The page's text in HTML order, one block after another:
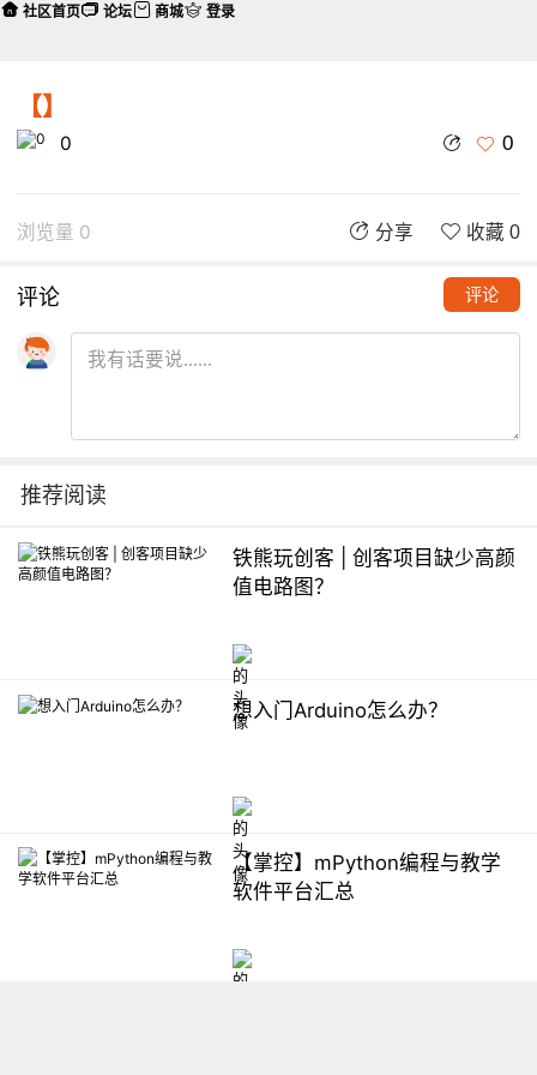
【】
0 0
浏览量 0 分享 收藏 0
评论 评论
推荐阅读
铁熊玩创客 | 创客项目缺少高颜
值电路图？
想入门Arduino怎么办？
【掌控】mPython编程与教学
软件平台汇总
社区首页 论坛 商城 登录